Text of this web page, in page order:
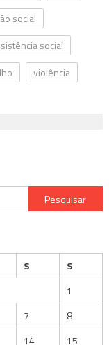
social
social
violência
Pesquisar
por:
S
S
1
7
8
14 15